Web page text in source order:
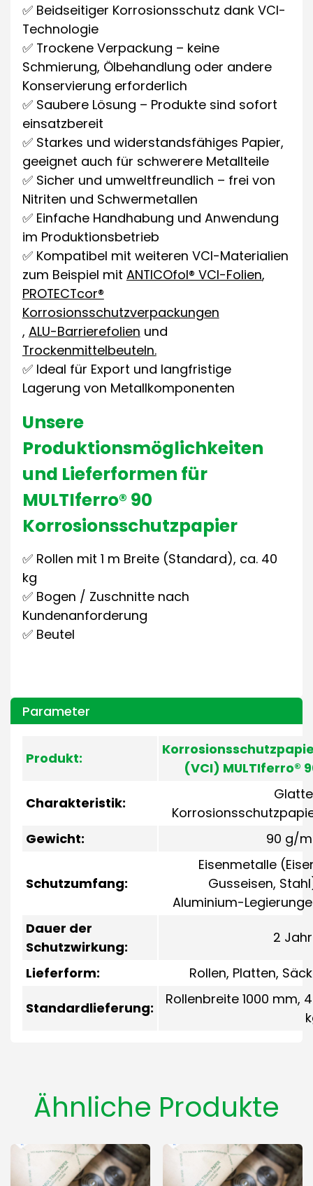
✅ Beidseitiger Korrosionsschutz dank VCI-
Technologie
✅ Trockene Verpackung – keine
Schmierung, Ölbehandlung oder andere
Konservierung erforderlich
✅ Saubere Lösung – Produkte sind sofort
einsatzbereit
✅ Starkes und widerstandsfähiges Papier,
geeignet auch für schwerere Metallteile
✅ Sicher und umweltfreundlich – frei von
Nitriten und Schwermetallen
✅ Einfache Handhabung und Anwendung
im Produktionsbetrieb
✅ Kompatibel mit weiteren VCI-Materialien
zum Beispiel mit ANTICOfol® VCI-Folien,
PROTECTcor®
Korrosionsschutzverpackungen
, ALU-Barrierefolien und
Trockenmittelbeuteln.
✅ Ideal für Export und langfristige
Lagerung von Metallkomponenten
Unsere
Produktionsmöglichkeiten
und Lieferformen für
MULTIferro® 90
Korrosionsschutzpapier
✅ Rollen mit 1 m Breite (Standard), ca. 40
kg
✅ Bogen / Zuschnitte nach
Kundenanforderung
✅ Beutel
Parameter
Produkt:
(VCI) MULTIferro®
Charakteristik:
Gewicht:
90 g/
Schutzumfang:
Eisenmetalle
Gusseisen,
Aluminium-
Dauer der
Schutzwirkung:
2
Lieferform:
Rollen, Platten,
Standardlieferung:
Rollenbreite 1000 mm,
Ähnliche Produkte